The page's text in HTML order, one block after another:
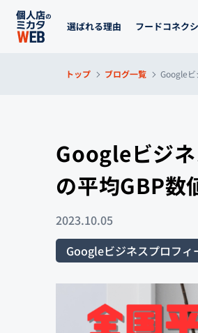
選ばれる理由 フードコネク
トップ ブログ一覧 Google
Googleビジ
の平均GBP数
2023.10.05
Googleビジネスプロフィ